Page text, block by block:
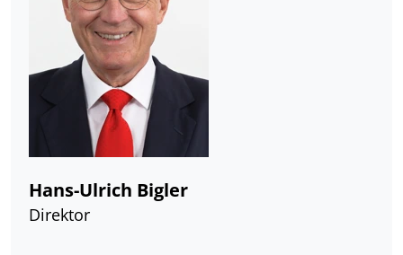
Hans-Ulrich Bigler
Direktor